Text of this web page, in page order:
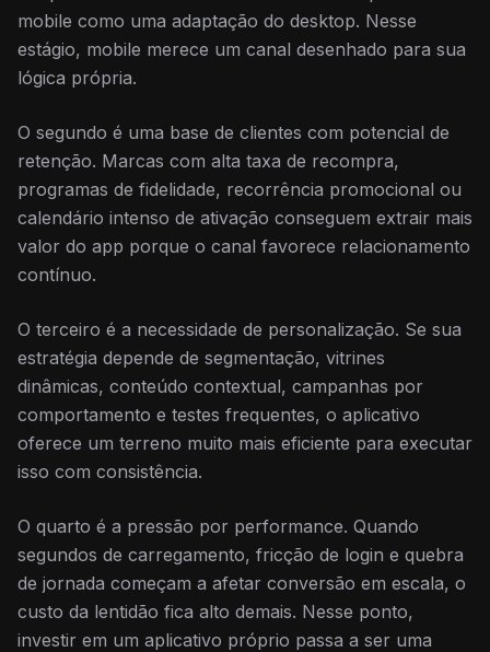
mobile como uma adaptação do desktop. Nesse
estágio, mobile merece um canal desenhado para sua
lógica própria.
O segundo é uma base de clientes com potencial de
retenção. Marcas com alta taxa de recompra,
programas de fidelidade, recorrência promocional ou
calendário intenso de ativação conseguem extrair mais
valor do app porque o canal favorece relacionamento
contínuo.
O terceiro é a necessidade de personalização. Se sua
estratégia depende de segmentação, vitrines
dinâmicas, conteúdo contextual, campanhas por
comportamento e testes frequentes, o aplicativo
oferece um terreno muito mais eficiente para executar
isso com consistência.
O quarto é a pressão por performance. Quando
segundos de carregamento, fricção de login e quebra
de jornada começam a afetar conversão em escala, o
custo da lentidão fica alto demais. Nesse ponto,
investir em um aplicativo próprio passa a ser uma